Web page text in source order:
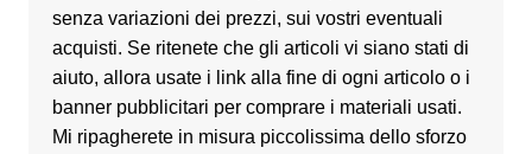
senza variazioni dei prezzi, sui vostri eventuali
acquisti. Se ritenete che gli articoli vi siano stati di
aiuto, allora usate i link alla fine di ogni articolo o i
banner pubblicitari per comprare i materiali usati.
Mi ripagherete in misura piccolissima dello sforzo